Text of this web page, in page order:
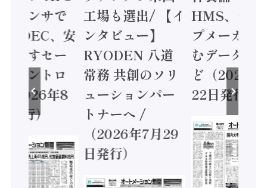
センサで
/ IDEC、安
かすセー
コントロ
2026年8
発行）
工場も選出/ 【イ
ンタビュー】
RYODEN 八道
常務 共創のソリ
ューションパー
トナーへ /
（2026年7月29
日発行）
HMS、老舗
プメーカー
むデータ活
ど（2026年
22日発行）